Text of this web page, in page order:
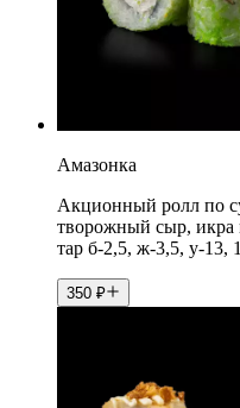
Амазонка
Акционный ролл по
творожный сыр, икра
тар б-2,5, ж-3,5, у-13,
350 ₽